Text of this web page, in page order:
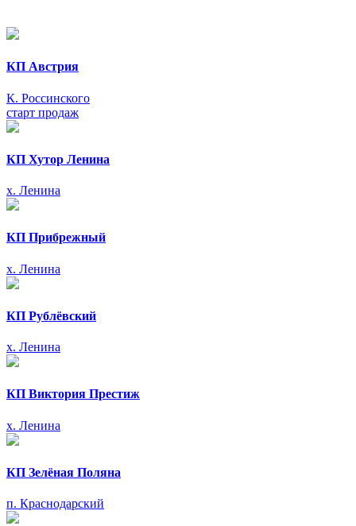
КП Австрия
К. Россинского
старт продаж
КП Хутор Ленина
х. Ленина
КП Прибрежный
х. Ленина
КП Рублёвский
х. Ленина
КП Виктория Престиж
х. Ленина
КП Зелёная Поляна
п. Краснодарский